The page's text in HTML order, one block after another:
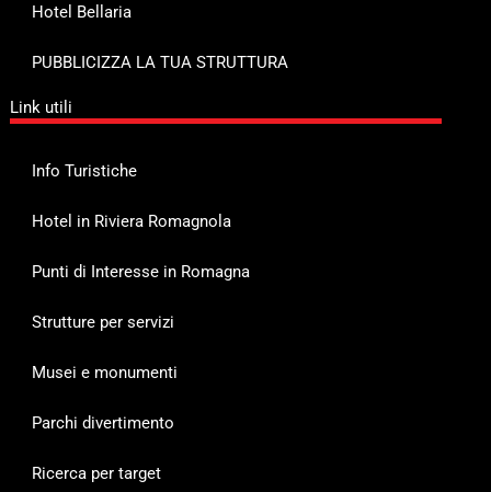
Hotel Bellaria
PUBBLICIZZA LA TUA STRUTTURA
Link utili
Info Turistiche
Hotel in Riviera Romagnola
Punti di Interesse in Romagna
Strutture per servizi
Musei e monumenti
Parchi divertimento
Ricerca per target